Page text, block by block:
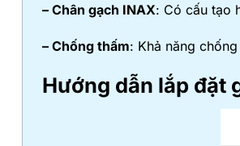
– Chân gạch INAX: Có cấu tạo
– Chống thấm: Khả năng
Hướng dẫn lắp đặt